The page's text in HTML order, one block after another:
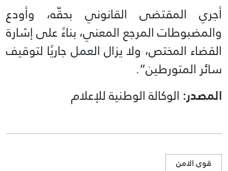
أجري المقتضى القانوني بحقّه، وأودع
والمضبوطات المرجع المعني، بناءً على إشارة
القضاء المختص، ولا يزال العمل جاريًا لتوقيف
سائر المتورطين”.
المصدر: الوكالة الوطنية للإعلام
قوى الامن